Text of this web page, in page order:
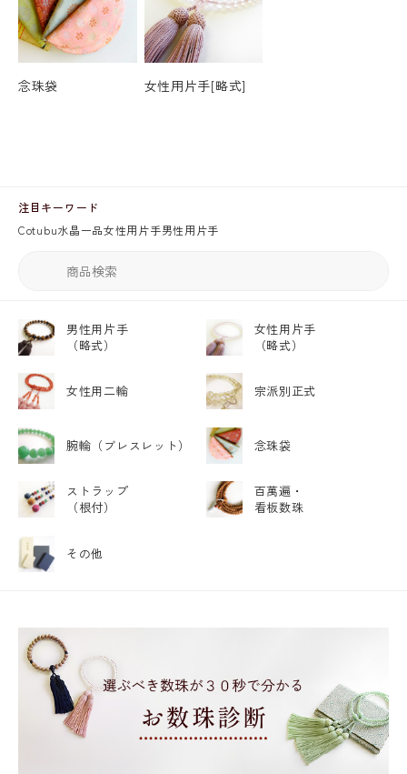
注目キーワード
Cotubu水晶一品女性用片手男性用片手
男性用片手
（略式）
女性用片手
（略式）
女性用二輪 宗派別正式
腕輪 （ブレスレット） 念珠袋
ストラップ
（根付）
百萬遍・
看板数珠
その他
念珠袋 女性用片手[略式]